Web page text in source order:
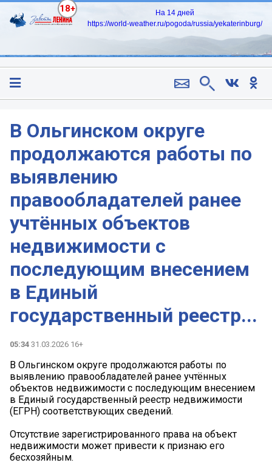
18+
На 14 дней
https://world-weather.ru/pogoda/russia/yekaterinburg/
В Ольгинском округе
продолжаются работы по
выявлению
правообладателей ранее
учтённых объектов
недвижимости с
последующим внесением
в Единый
государственный реестр...
05:34 31.03.2026 16+
В Ольгинском округе продолжаются работы по
выявлению правообладателей ранее учтённых
объектов недвижимости с последующим внесением
в Единый государственный реестр недвижимости
(ЕГРН) соответствующих сведений.
Отсутствие зарегистрированного права на объект
недвижимости может привести к признаю его
бесхозяйным.